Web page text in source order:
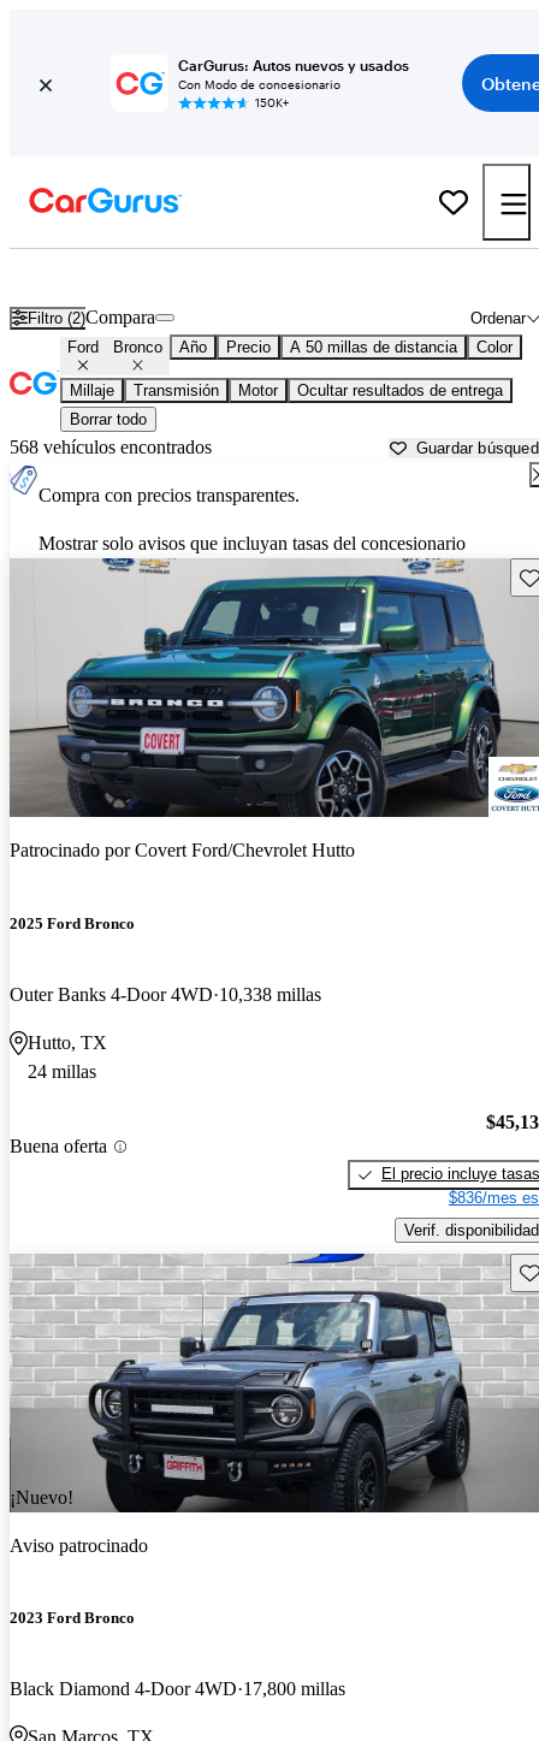
CarGurus: Autos nuevos y usados
Con Modo de concesionario
150K+
Filtro (2) Ordenar
Compara
Ford Bronco Año Precio A 50 millas de distancia Color
Millaje Transmisión Motor
Ocultar resultados de entrega
Borrar todo
568 vehículos encontrados Guardar
Compra con precios transparentes.
Mostrar solo avisos que incluyan tasas del concesionario
Patrocinado porCovert Ford/Chevrolet Hutto
2025 Ford Bronco
Outer Banks 4-Door 4WD 10,338 millas
Hutto, TX
24 millas
Buena oferta
El precio incluye tasas
$836/mes
Verif. disponibilidad
¡Nuevo!
Aviso patrocinado
2023 Ford Bronco
Black Diamond 4-Door 4WD 17,800 millas